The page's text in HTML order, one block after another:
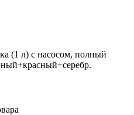
(1 л) с насосом, полный